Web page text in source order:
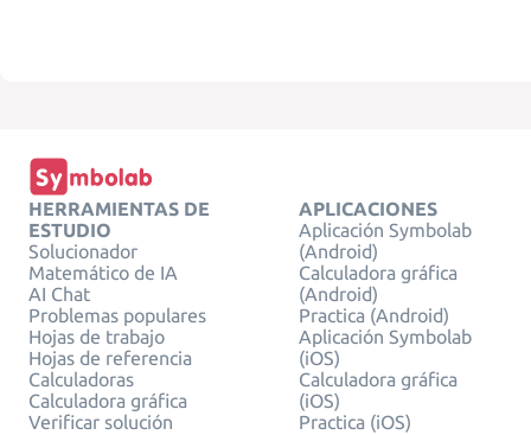
HERRAMIENTAS DE
ESTUDIO
Solucionador
Matemático de IA
AI Chat
Problemas populares
Hojas de trabajo
Hojas de referencia
Calculadoras
Calculadora gráfica
Verificar solución
APLICACIONES
Aplicación Symbolab
(Android)
Calculadora gráfica
(Android)
Practica (Android)
Aplicación Symbolab
(iOS)
Calculadora gráfica
(iOS)
Practica (iOS)